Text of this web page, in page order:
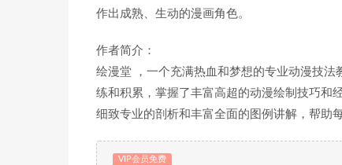
作出成熟、生动的漫画角色。
作者简介：
绘漫堂 ，一个充满热血和梦想的专业动漫技
练和积累，掌握了丰富高超的动漫绘制技巧和
细致专业的剖析和丰富全面的图例讲解，帮助
VIP会员免费